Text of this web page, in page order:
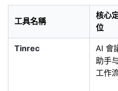
工具名稱
核心
位
Tinrec
AI 會
助手
工作